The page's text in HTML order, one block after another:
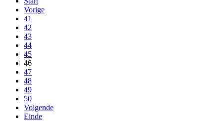
Vorige
41
42
43
44
45
46
47
48
49
50
Volgende
Einde